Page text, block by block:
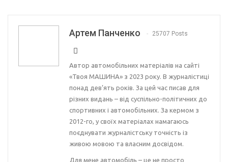
Артем Панченко 25707 Posts
Автор автомобільних матеріалів на сайті
«Твоя МАШИНА» з 2023 року. В журналістиці
понад дев’ять років. За цей час писав для
різних видань – від суспільно-політичних до
спортивних і автомобільних. За кермом з
2012-го, у своїх матеріалах намагаюсь
поєднувати журналістську точність із
живою мовою та власним досвідом.
Для мене автомобіль – це не просто